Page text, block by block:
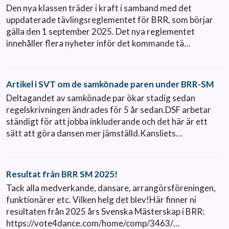
Den nya klassen träder i kraft i samband med det
uppdaterade tävlingsreglementet för BRR, som börjar
gälla den 1 september 2025. Det nya reglementet
innehåller flera nyheter inför det kommande tä…
Artikel i SVT om de samkönade paren under BRR-SM
Deltagandet av samkönade par ökar stadig sedan
regelskrivningen ändrades för 5 år sedan.DSF arbetar
ständigt för att jobba inkluderande och det här är ett
sätt att göra dansen mer jämställd.Kansliets…
Resultat från BRR SM 2025!
Tack alla medverkande, dansare, arrangörsföreningen,
funktionärer etc. Vilken helg det blev!Här finner ni
resultaten från 2025 års Svenska Mästerskap i BRR:
https://vote4dance.com/home/comp/3463/…